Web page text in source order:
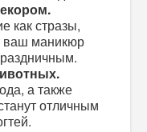
как стразы,
ваш маникюр
а также
отличным